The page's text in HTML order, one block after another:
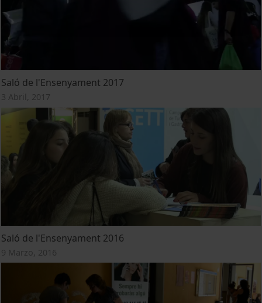
Saló de l'Ensenyament 2017
3 Abril, 2017
Saló de l'Ensenyament 2016
9 Marzo, 2016